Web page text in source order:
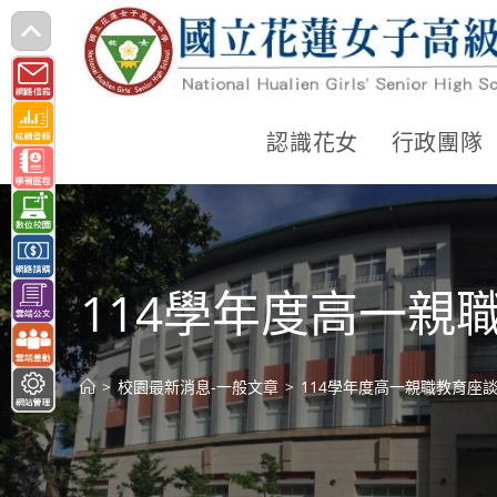
跳
轉
至
主
要
內
容
認識花女 行政團隊
114學年度高一親
> 校園最新消息-一般文章 > 114學年度高一親職教育座